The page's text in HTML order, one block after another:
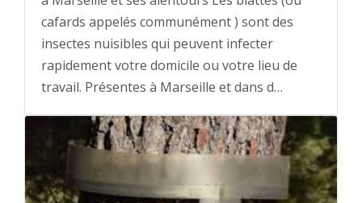
cafards appelés communément ) sont des
insectes nuisibles qui peuvent infecter
rapidement votre domicile ou votre lieu de
travail. Présentes à Marseille et dans d…